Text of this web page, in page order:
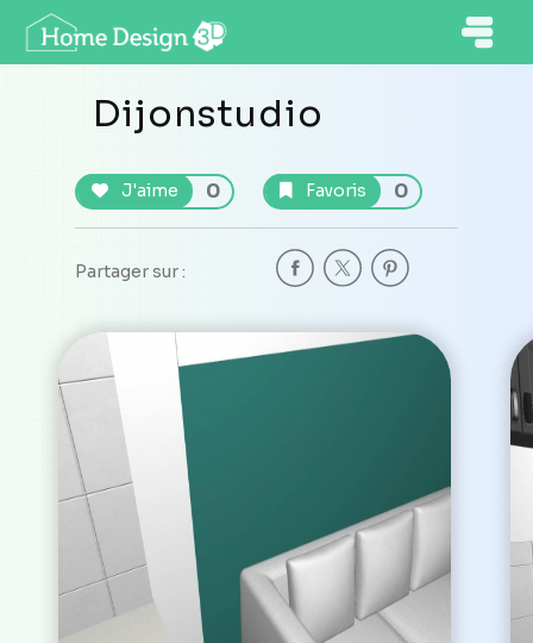
Dijonstudio
J'aime 0 Favoris 0
Partager sur :